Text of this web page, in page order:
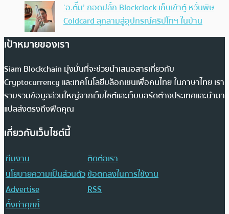
‘อ.ตั๊ม’ ถอดปลั้ก Blockclock เก็บเข้าตู้ หวั่นพิษ
Coldcard ลุกลามสู่อุปกรณ์คริปโทฯ ในบ้าน
เป้าหมายของเรา
Siam Blockchain มุ่งมั่นที่จะช่วยนำเสนอสารเกี่ยวกับ
Cryptocurrency และเทคโนโลยีบล็อกเชนเพื่อคนไทย ในภาษาไทย เรา
รวบรวมข้อมูลส่วนใหญ่จากเว็บไซต์และเว็บบอร์ดต่างประเทศและนำมา
แปลส่งตรงถึงฟีดคุณ
เกี่ยวกับเว็บไซต์นี้
ทีมงาน
ติดต่อเรา
นโยบายความเป็นส่วนตัวข้อตกลงในการใช้งาน
Advertise
RSS
ตั้งค่าคุกกี้